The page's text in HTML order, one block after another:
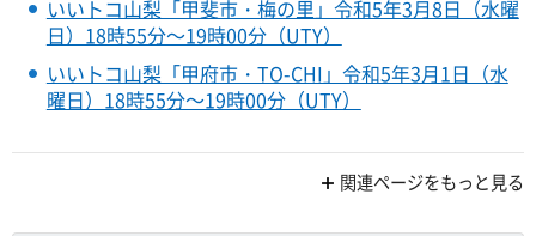
いいトコ山梨「甲斐市・梅の里」令和5年3月8日（水曜
日）18時55分～19時00分（UTY）
いいトコ山梨「甲府市・TO-CHI」令和5年3月1日（水
曜日）18時55分～19時00分（UTY）
関連ページをもっと見る